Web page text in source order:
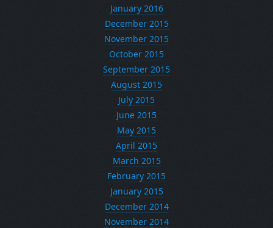
January 2016
December 2015
November 2015
October 2015
September 2015
August 2015
July 2015
June 2015
May 2015
April 2015
March 2015
February 2015
January 2015
December 2014
November 2014